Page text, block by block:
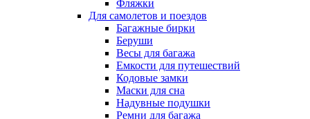
Фляжки
Для самолетов и поездов
Багажные бирки
Беруши
Весы для багажа
Емкости для путешествий
Кодовые замки
Маски для сна
Надувные подушки
Ремни для багажа